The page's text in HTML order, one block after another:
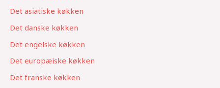
Det asiatiske køkken
Det danske køkken
Det engelske køkken
Det europæiske køkken
Det franske køkken